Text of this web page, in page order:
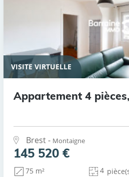
VISITE VIRTUELLE
Appartement 4
Brest - Montaigne
145 520 €
75 m² 4